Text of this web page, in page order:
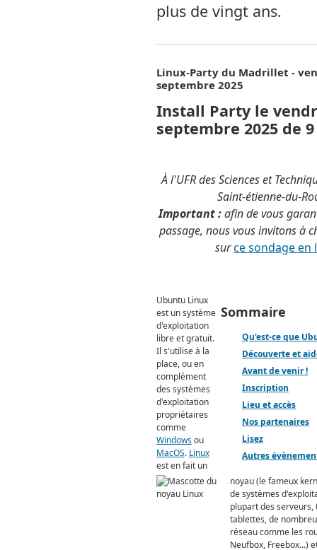
plus de vingt ans.
Linux-Party du Madrillet -
septembre 2025
Install Party le
septembre 2025 de
À l'UFR des Sciences et
Saint-étienne-du-
Important :afin de vous
passage, nous vous invitons à
surce sondage en
Sommaire
Qu'est-ce que
Découverte et
Avant de venir !
Inscription
Lieu et accès
Nos partenaires
Lisez
Autres
Ubuntu Linux
est un système
d'exploitation
libre et gratuit.
Il s'utilise à la
place, ou en
complément
des systèmes
d'exploitation
propriétaires
comme
Windowsou
MacOS. Linux
est en fait un
noyau (le fameux
de systèmes
plupart des serveurs,
tablettes, de
réseau comme les
Neufbox, Freebox...)